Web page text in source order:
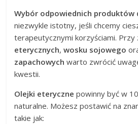
Wybór odpowiednich produktów
niezwykle istotny, jeśli chcemy
terapeutycznymi korzyściami. Przy
eterycznych,wosku sojowego
zapachowych warto zwrócić
kwestii.
Olejki eteryczne powinny być w
naturalne. Możesz postawić na
takie jak: